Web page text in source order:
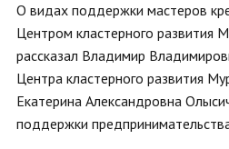
О видах поддержки мастеров
Центром кластерного развития
рассказал Владимир
Центра кластерного развития
Екатерина Александровна
поддержки